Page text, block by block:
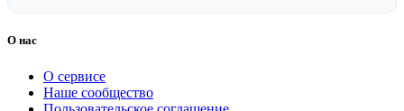
О нас
О сервисе
Наше сообщество